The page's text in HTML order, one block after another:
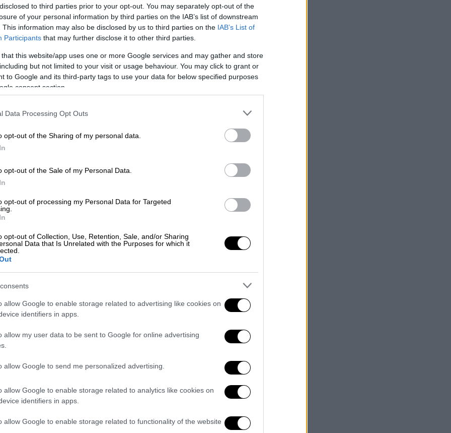
to third parties prior to your opt-out. You may separately opt-out of the
of your personal information by third parties on the IAB’s list of downstream
This information may also be disclosed by us to third parties on the IAB’s List of
Participants that may further disclose it to other third parties.
that this website/app uses one or more Google services and may gather and store
but not limited to your visit or usage behaviour. You may click to grant or
to Google and its third-party tags to use your data for below specified purposes
consent section.
Data Processing Opt Outs
opt-out of the Sharing of my personal data.
opt-out of the Sale of my Personal Data.
opt-out of processing my Personal Data for Targeted
opt-out of Collection, Use, Retention, Sale, and/or Sharing
Data that Is Unrelated with the Purposes for which it
allow Google to enable storage related to advertising like cookies on
identifiers in apps.
allow my user data to be sent to Google for online advertising
allow Google to send me personalized advertising.
allow Google to enable storage related to analytics like cookies on
identifiers in apps.
allow Google to enable storage related to functionality of the website
το ΕΘΝΟΣ στη Google
Φαρμάκωνγιααδυνατιστικά
τα καταναλώνουν κάνοντας έκκληση να
Αρχή της Γαλλίας (ANSM),
αγοράζουν ή κάνουν χρήση των
Trex Cap, Trex+plus.
ιστοσελίδες για την αποτοξίνωση
ελέγχου του ANSM, στα
ουσίεςσιβουτραμίνηκαι
τον Ιανουάριο του 2010 από την Ε.Ε.,
αρμόδιας επιτροπής του Ευρωπαϊκού
οφέλους-κινδύνου δεν είναι
ανεπιθύμητες ενέργειες ιδιαίτερα στο
εγκεκριμένων προϊόντων ενέχει
ώστε, σε περίπτωση που